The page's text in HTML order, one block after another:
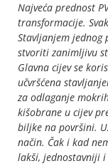
Najveća prednost
transformacije.
Stavljanjem jednog
stvoriti zanimljivu
Glavna cijev se
učvršćena
za odlaganje
kišobrane u cijev
biljke na površini.
način. Čak i kad
lakši, jednostavniji